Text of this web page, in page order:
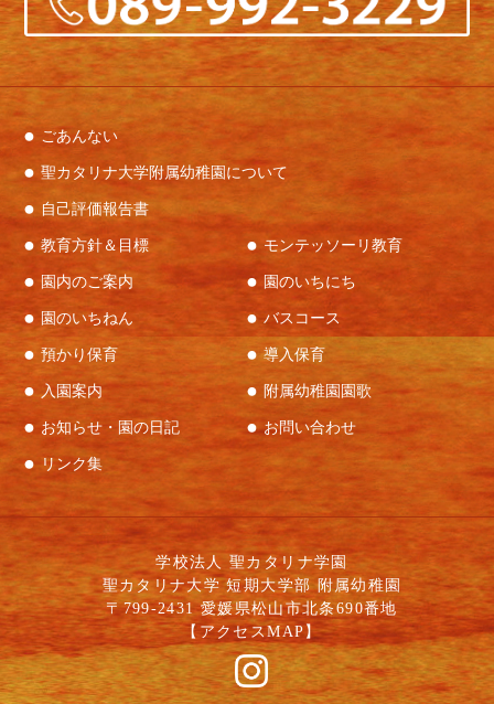
ごあんない
聖カタリナ大学附属幼稚園について
自己評価報告書
教育方針＆目標 モンテッソーリ教育
園内のご案内 園のいちにち
園のいちねん バスコース
預かり保育 導入保育
入園案内 附属幼稚園園歌
お知らせ・園の日記 お問い合わせ
リンク集
学校法人 聖カタリナ学園
聖カタリナ大学 短期大学部 附属幼稚園
〒799-2431 愛媛県松山市北条690番地
【アクセスMAP 】